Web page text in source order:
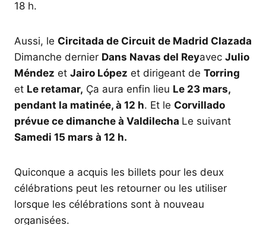
18 h.
Aussi, le Circitada de Circuit de Madrid Clazada
Dimanche dernier Dans Navas del Reyavec Julio
Méndez et Jairo López et dirigeant de Torring
et Le retamar, Ça aura enfin lieu Le 23 mars,
pendant la matinée, à 12 h. Et le Corvillado
prévue ce dimanche à Valdilecha Le suivant
Samedi 15 mars à 12 h.
Quiconque a acquis les billets pour les deux
célébrations peut les retourner ou les utiliser
lorsque les célébrations sont à nouveau
organisées.